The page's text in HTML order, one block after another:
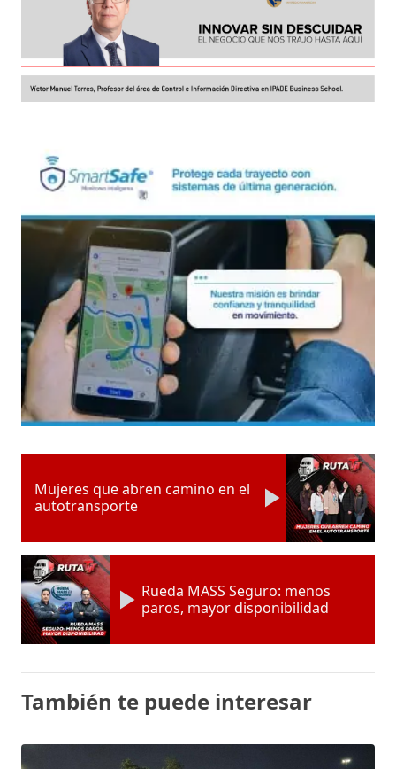
Mujeres que abren camino en el
autotransporte
Rueda MASS Seguro: menos
paros, mayor disponibilidad
También te puede interesar